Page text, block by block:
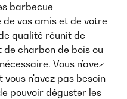
barbecue
vos amis et de votre
qualité réunit de
charbon de bois ou
Vous n'avez
n'avez pas besoin
pouvoir déguster les